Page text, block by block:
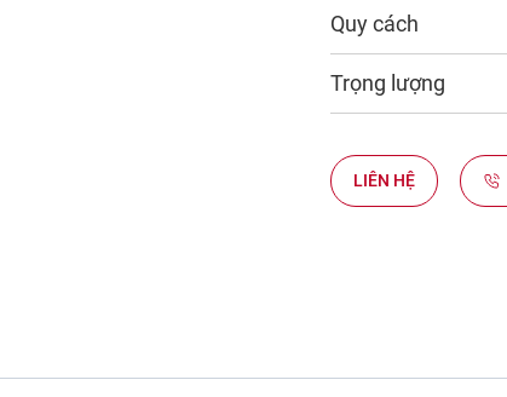
Quy cách
Trọng lượng
LIÊN HỆ